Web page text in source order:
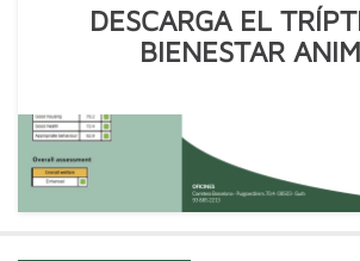
DESCARGA EL
BIENESTAR